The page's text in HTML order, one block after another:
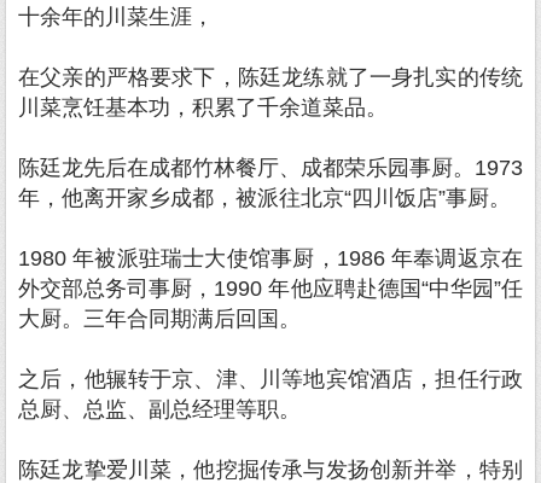
十余年的川菜生涯，
在父亲的严格要求下，陈廷龙练就了一身扎实的传统
川菜烹饪基本功，积累了千余道菜品。
陈廷龙先后在成都竹林餐厅、成都荣乐园事厨。1973
年，他离开家乡成都，被派往北京“四川饭店”事厨。
1980 年被派驻瑞士大使馆事厨，1986 年奉调返京在
外交部总务司事厨，1990 年他应聘赴德国“中华园”任
大厨。三年合同期满后回国。
之后，他辗转于京、津、川等地宾馆酒店，担任行政
总厨、总监、副总经理等职。
陈廷龙挚爱川菜，他挖掘传承与发扬创新并举，特别